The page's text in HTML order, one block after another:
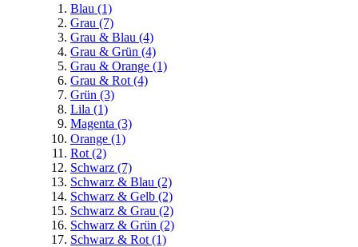
Blau (1)
Grau (7)
Grau & Blau (4)
Grau & Grün (4)
Grau & Orange (1)
Grau & Rot (4)
Grün (3)
Lila (1)
Magenta (3)
Orange (1)
Rot (2)
Schwarz (7)
Schwarz & Blau (2)
Schwarz & Gelb (2)
Schwarz & Grau (2)
Schwarz & Grün (2)
Schwarz & Rot (1)